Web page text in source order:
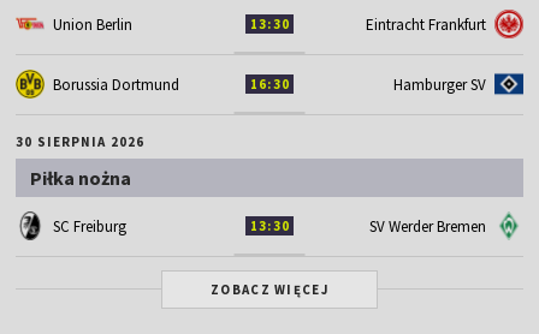
Union Berlin 13:30 Eintracht Frankfurt
Borussia Dortmund 16:30 Hamburger SV
30 SIERPNIA 2026
Piłka nożna
SC Freiburg 13:30 SV Werder Bremen
ZOBACZ WIĘCEJ